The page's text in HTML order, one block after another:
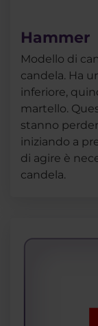
Hammer
Modello di
candela. Ha
inferiore,
martello.
stanno
iniziando a
di agire è
candela.